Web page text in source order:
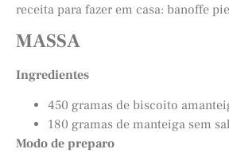
receita para fazer em casa: banoffe
MASSA
Ingredientes
450 gramas de biscoito
180 gramas de manteiga sem sal
Modo de preparo